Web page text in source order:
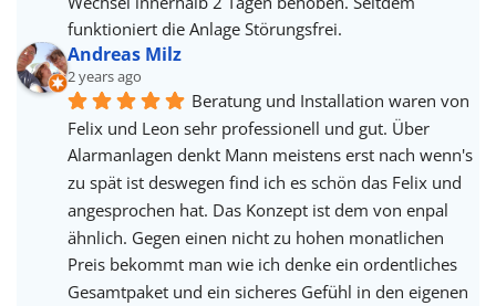
funktioniert die Anlage Störungsfrei.
Andreas Milz
2 years ago
Beratung und Installation waren von
Felix und Leon sehr professionell und gut. Über
Alarmanlagen denkt Mann meistens erst nach wenn's
zu spät ist deswegen find ich es schön das Felix und
angesprochen hat. Das Konzept ist dem von enpal
ähnlich. Gegen einen nicht zu hohen monatlichen
Preis bekommt man wie ich denke ein ordentliches
Gesamtpaket und ein sicheres Gefühl in den eigenen